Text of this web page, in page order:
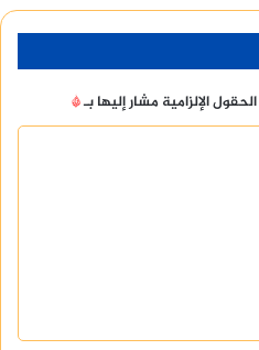
الحقول الإلزامية مشار إليها بـ*